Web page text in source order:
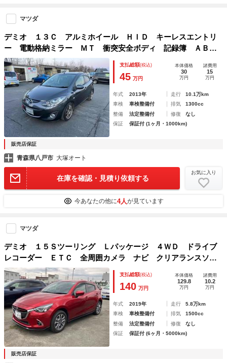
マツダ
デミオ １３Ｃ アルミホイール ＨＩＤ キーレスエントリ
ー 電動格納ミラー ＭＴ 衝突安全ボディ 記録簿 ＡＢ
Ｓ ＣＤ ミュージックプレイヤー接続可 エアコン パワー
ステアリング パワーウィンドウ 運転席エアバッグ
支払総額(税込)
45 万円
本体価格
30
万円
諸費用
15
万円
年式 2013年 走行
10.1万km
車検
車検整備付 排気
1300cc
整備
法定整備付 修復
なし
保証
保証付 (1ヶ月・1000km)
販売店保証
青森県八戸市 大塚オート
在庫を確認・見積り依頼する
お気に入り
今あなたの他に4人が見ています
マツダ
デミオ １５Ｓツーリング Ｌパッケージ ４ＷＤ ドライブ
レコーダー ＥＴＣ 全周囲カメラ ナビ クリアランスソナ
ー 衝突被害軽減システム アルミホイール オートライト
ＬＥＤヘッドランプ スマートキー アイドリングストップ
電動格納ミラー
支払総額(税込)
140 万円
本体価格
129.8
万円
諸費用
10.2
万円
年式 2019年 走行
5.8万km
車検
車検整備付 排気
1500cc
整備
法定整備付 修復
なし
保証
保証付 (6ヶ月・5000km)
販売店保証